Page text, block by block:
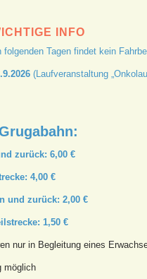
INFO
folgenden Tagen findet kein
(Laufveranstaltung
zurück: 6,00 €
4,00 €
und zurück: 2,00 €
1,50 €
nur in Begleitung eines
möglich